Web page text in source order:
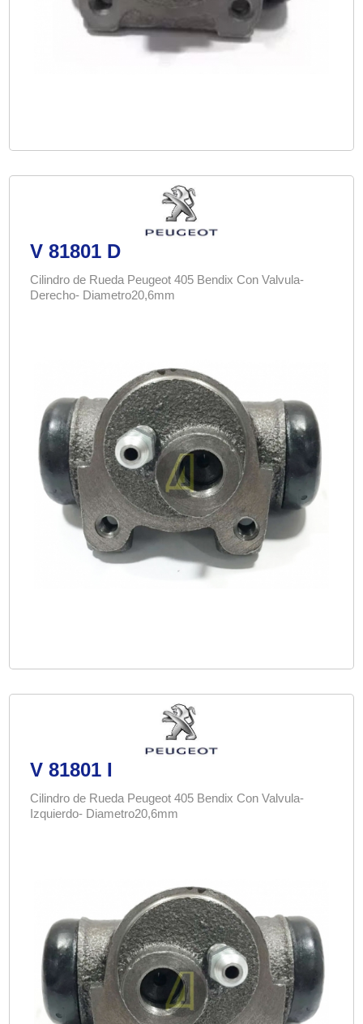
V 81801 D
Cilindro de Rueda Peugeot 405 Bendix Con Valvula-
Derecho- Diametro20,6mm
V 81801 I
Cilindro de Rueda Peugeot 405 Bendix Con Valvula-
Izquierdo- Diametro20,6mm